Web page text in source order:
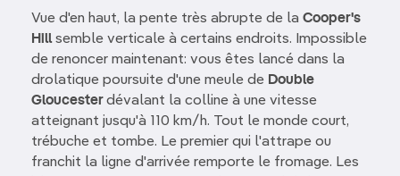
Vue d'en haut, la pente très abrupte de la Cooper's
Hillsemble verticale à certains endroits. Impossible
de renoncer maintenant: vous êtes lancé dans la
drolatique poursuite d'une meule de Double
Gloucesterdévalant la colline à une vitesse
atteignant jusqu'à 110 km/h. Tout le monde court,
trébuche et tombe. Le premier qui l'attrape ou
franchit la ligne d'arrivée remporte le fromage. Les